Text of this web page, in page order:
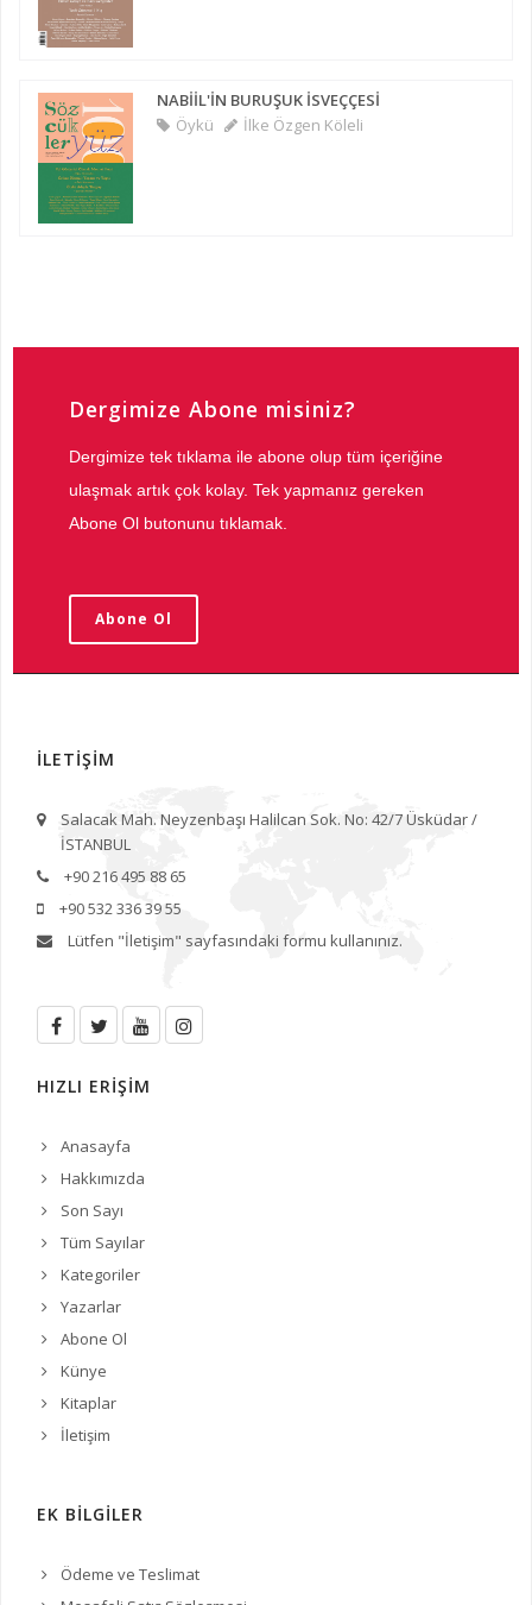
NABİİL'İN BURUŞUK İSVEÇÇESİ
Öykü
İlke Özgen Köleli
Dergimize Abone misiniz?
Dergimize tek tıklama ile abone olup tüm içeriğine
ulaşmak artık çok kolay. Tek yapmanız gereken
Abone Ol butonunu tıklamak.
Abone Ol
İLETİŞİM
Salacak Mah. Neyzenbaşı Halilcan Sok. No: 42/7 Üsküdar /
İSTANBUL
+90 216 495 88 65
+90 532 336 39 55
Lütfen "İletişim" sayfasındaki formu kullanınız.
HIZLI ERİŞİM
Anasayfa
Hakkımızda
Son Sayı
Tüm Sayılar
Kategoriler
Yazarlar
Abone Ol
Künye
Kitaplar
İletişim
EK BİLGİLER
Ödeme ve Teslimat